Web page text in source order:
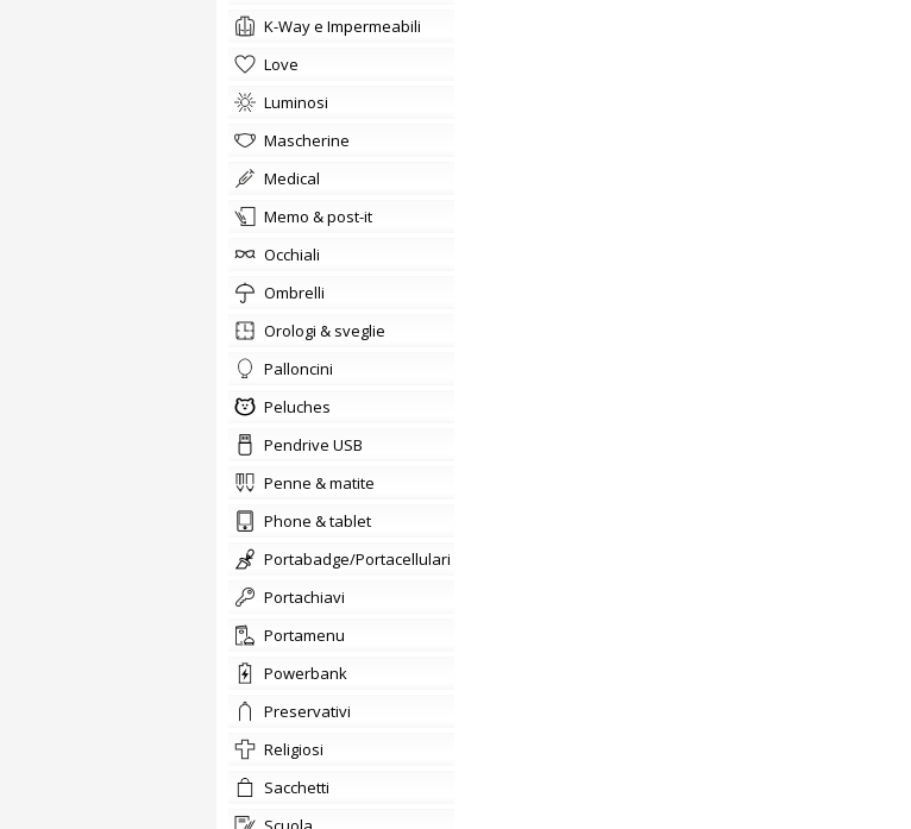
K-Way e Impermeabili
love
Luminosi
Mascherine
medical
memo & post-it
occhiali
ombrelli
orologi & sveglie
Palloncini
Peluches
Pendrive USB
penne & matite
phone & tablet
portabadge/Portacellulari
portachiavi
Portamenu
Powerbank
preservativi
Religiosi
sacchetti